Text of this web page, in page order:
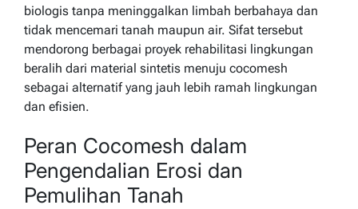
biologis tanpa meninggalkan limbah berbahaya dan
tidak mencemari tanah maupun air. Sifat tersebut
mendorong berbagai proyek rehabilitasi lingkungan
beralih dari material sintetis menuju cocomesh
sebagai alternatif yang jauh lebih ramah lingkungan
dan efisien.
Peran Cocomesh dalam
Pengendalian Erosi dan
Pemulihan Tanah